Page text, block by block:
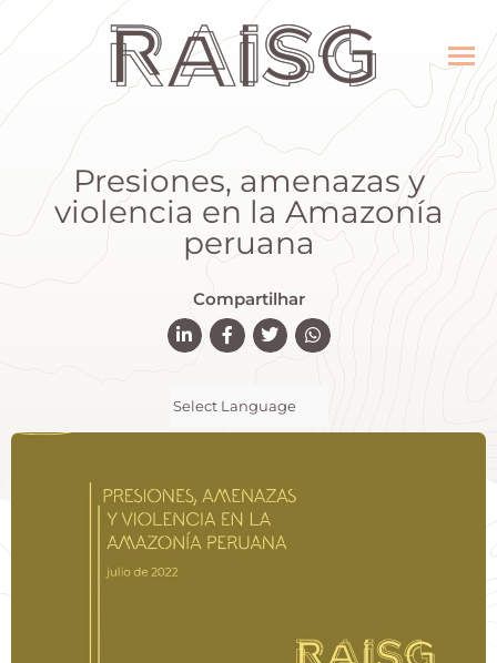
Presiones, amenazas y
violencia en la Amazonía
peruana
Compartilhar